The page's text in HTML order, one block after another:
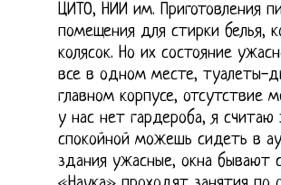
ЦИТО, НИИ им. Приготовления
помещения для стирки белья,
колясок. Но их состояние
все в одном месте, туалеты-
главном корпусе,
у нас нет гардероба, я
спокойной можешь сидеть в
здания ужасные, окна